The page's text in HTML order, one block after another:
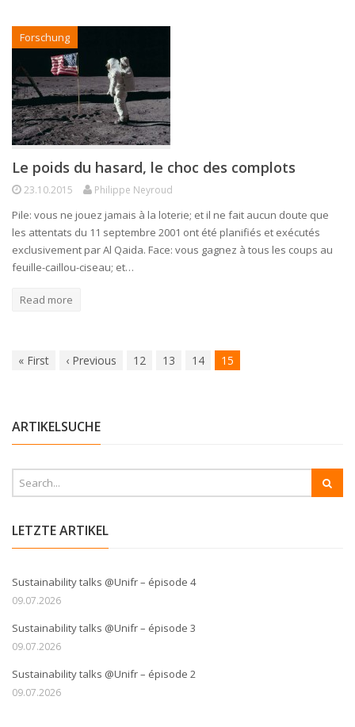
Forschung
Le poids du hasard, le choc des complots
23.10.2015 Philippe Neyroud
Pile: vous ne jouez jamais à la loterie; et il ne fait aucun doute que
les attentats du 11 septembre 2001 ont été planifiés et exécutés
exclusivement par Al Qaida. Face: vous gagnez à tous les coups au
feuille-caillou-ciseau; et…
Read more
« First ‹ Previous 12 13 14 15
ARTIKELSUCHE
LETZTE ARTIKEL
Sustainability talks @Unifr – épisode 4
09.07.2026
Sustainability talks @Unifr – épisode 3
09.07.2026
Sustainability talks @Unifr – épisode 2
09.07.2026